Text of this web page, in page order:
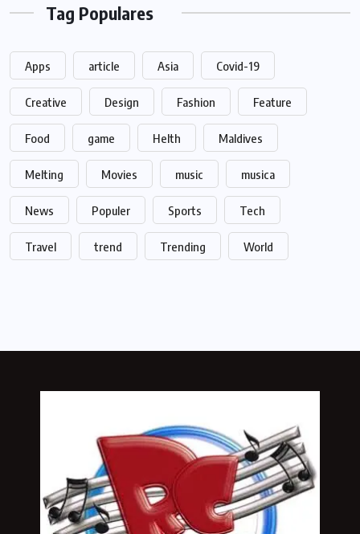
Tag Populares
Apps article Asia Covid-19
Creative Design Fashion Feature
Food game Helth Maldives
Melting Movies music musica
News Populer Sports Tech
Travel trend Trending World